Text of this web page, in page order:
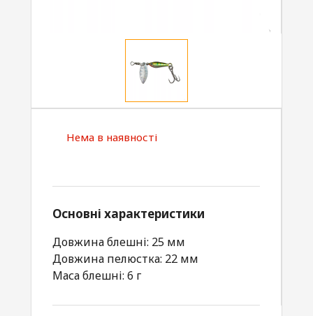
Нема в наявності
Основні характеристики
Довжина блешні: 25 мм
Довжина пелюстка: 22 мм
Маса блешні: 6 г